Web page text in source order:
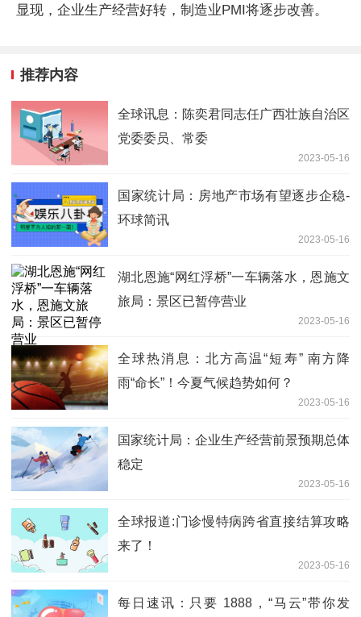
显现，企业生产经营好转，制造业PMI将逐步改善。
推荐内容
全球讯息：陈奕君同志任广西壮族自治区
党委委员、常委
2023-05-16
国家统计局：房地产市场有望逐步企稳-
环球简讯
2023-05-16
湖北恩施“网红浮桥”一车辆落水，恩施文
旅局：景区已暂停营业
2023-05-16
全球热消息：北方高温“短寿” 南方降
雨“命长”！今夏气候趋势如何？
2023-05-16
国家统计局：企业生产经营前景预期总体
稳定
2023-05-16
全球报道:门诊慢特病跨省直接结算攻略
来了！
2023-05-16
每日速讯：只要 1888，“马云”带你发